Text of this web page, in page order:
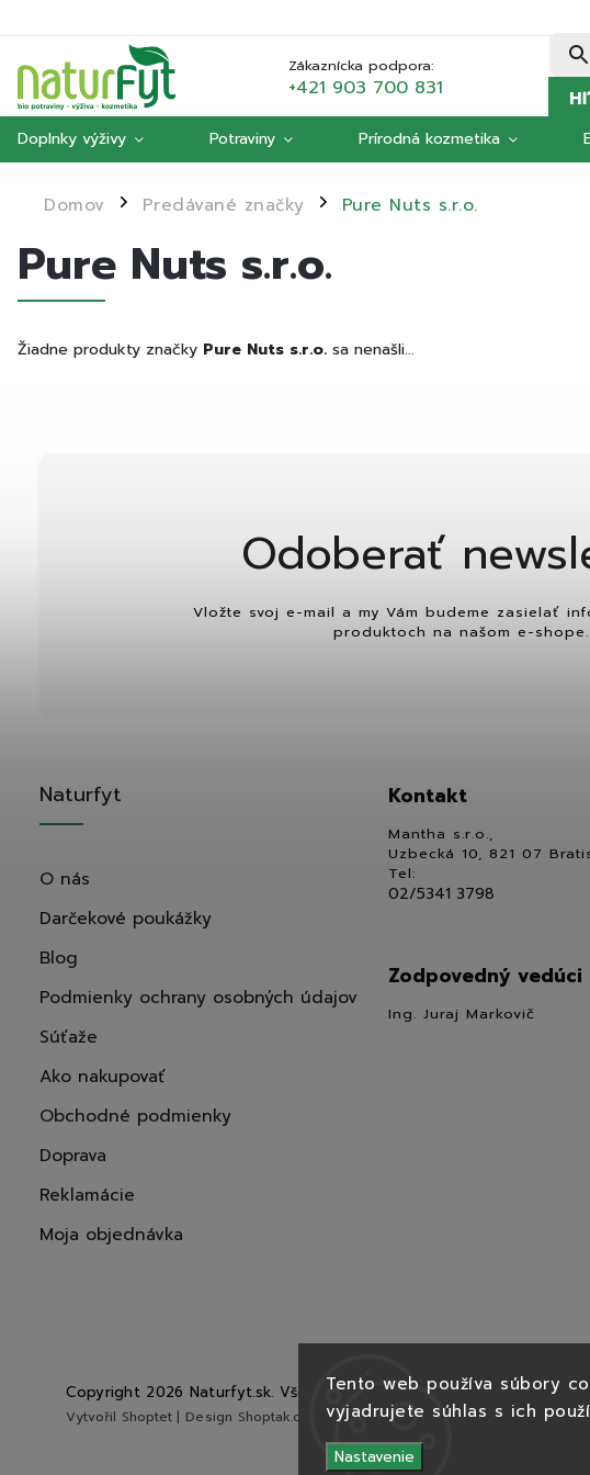
Tento web používa súbory
vyjadrujete súhlas s ich
Nastavenie
Zákaznícka podpora:
+421 903 700 831
Doplnky výživy Potraviny Prírodná kozmetika
Domov / Predávané značky / Pure Nuts s.r.o.
Pure Nuts s.r.o.
Žiadne produkty značky Pure Nuts s.r.o. sa nenašli...
Odoberať
Vložte svoj e-mail a my Vám budeme zasielať
produktoch na našom e-shope.
Naturfyt
O nás
Darčekové poukážky
Blog
Podmienky ochrany osobných údajov
Súťaže
Ako nakupovať
Obchodné podmienky
Doprava
Reklamácie
Moja objednávka
Kontakt
Mantha s.r.o.,
Uzbecká 10, 821 07
Tel:
02/5341 3798
Zodpovedný vedúci
Ing. Juraj Markovič
Copyright 2026 Naturfyt.sk. Všetky práva vyhradené.
Vytvořil Shoptet | Design Shoptak.cz